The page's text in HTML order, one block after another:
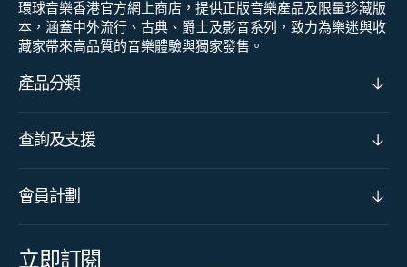
環球音樂香港官方網上商店，提供正版音樂產品及限量珍藏版
本，涵蓋中外流行、古典、爵士及影音系列，致力為樂迷與收
藏家帶來高品質的音樂體驗與獨家發售。
產品分類
查詢及支援
會員計劃
立即訂閱